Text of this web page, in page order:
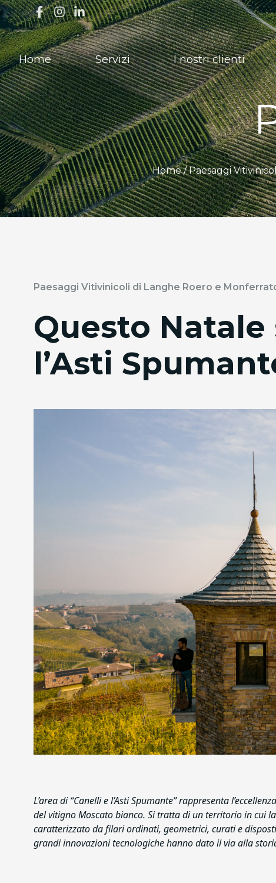
Home Servizi I nostri clienti
Home /Paesaggi
Paesaggi Vitivinicoli di Langhe Roero e
Questo
l’Asti
L’area di “Canelli e l’Asti Spumante” rappresenta
del vitigno Moscato bianco. Si tratta di un territorio in cui
caratterizzato da filari ordinati, geometrici, curati e
grandi innovazioni tecnologiche hanno dato il via alla